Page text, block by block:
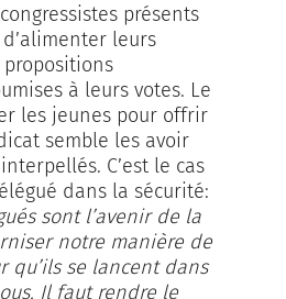
présents
leurs
à leurs votes. Le
les jeunes pour offrir
semble les avoir
C’est le cas
dans la sécurité:
sont l’avenir de la
notre manière de
qu’ils se lancent dans
Il faut rendre le